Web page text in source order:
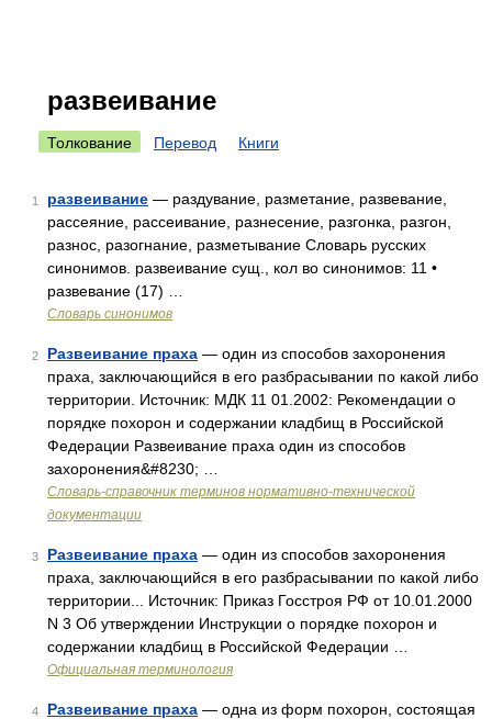
развеивание
Толкование Перевод Книги
1 развеивание — раздувание, разметание, развевание,
рассеяние, рассеивание, разнесение, разгонка, разгон,
разнос, разогнание, разметывание Словарь русских
синонимов. развеивание сущ., кол во синонимов: 11 •
развевание (17) …
Словарь синонимов
2 Развеивание праха — один из способов захоронения
праха, заключающийся в его разбрасывании по какой либо
территории. Источник: МДК 11 01.2002: Рекомендации о
порядке похорон и содержании кладбищ в Российской
Федерации Развеивание праха один из способов
захоронения&#8230; …
Словарь-справочник терминов нормативно-технической
документации
3 Развеивание праха — один из способов захоронения
праха, заключающийся в его разбрасывании по какой либо
территории... Источник: Приказ Госстроя РФ от 10.01.2000
N 3 Об утверждении Инструкции о порядке похорон и
содержании кладбищ в Российской Федерации …
Официальная терминология
4 Развеивание праха — одна из форм похорон, состоящая